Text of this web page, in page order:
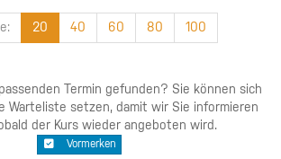
20 40 60 80 100
Termin gefunden? Sie können sich
Warteliste setzen, damit wir Sie informieren
der Kurs wieder angeboten wird.
Vormerken